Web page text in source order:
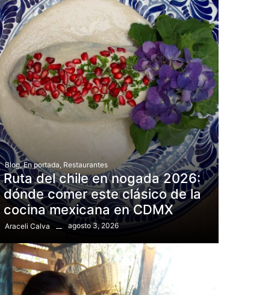
Blog, En portada, Restaurantes
Ruta del chile en nogada 2026:
dónde comer este clásico de la
cocina mexicana en CDMX
Araceli Calva agosto 3, 2026